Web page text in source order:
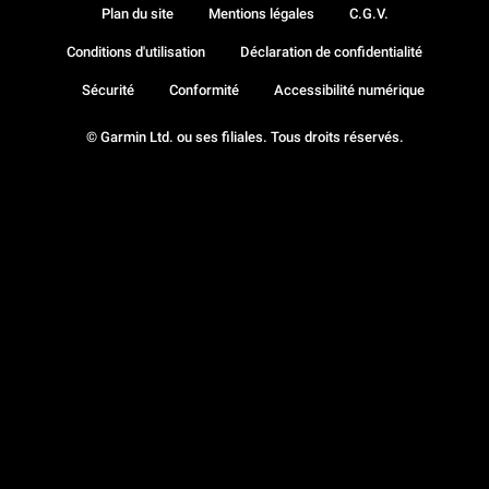
© Garmin Ltd. ou ses filiales. Tous droits réservés.
Plan du site Mentions légales C.G.V.
Conditions d'utilisation Déclaration de confidentialité
Sécurité Conformité Accessibilité numérique